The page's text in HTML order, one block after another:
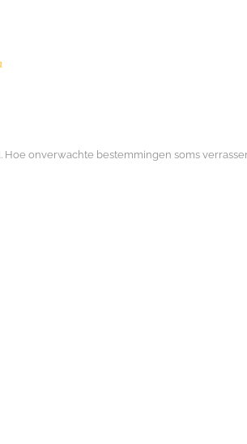
onverwachte bestemmingen soms